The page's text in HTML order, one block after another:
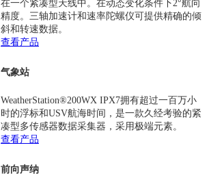
在一个紧凑型天线中。在动态变化条件下2°航向
精度。三轴加速计和速率陀螺仪可提供精确的倾
斜和转速数据。
查看产品
气象站
WeatherStation®200WX IPX7拥有超过一百万小
时的浮标和USV航海时间，是一款久经考验的紧
凑型多传感器数据采集器，采用极端元素。
查看产品
前向声纳